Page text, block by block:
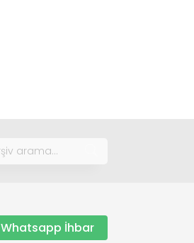
Whatsapp İhbar